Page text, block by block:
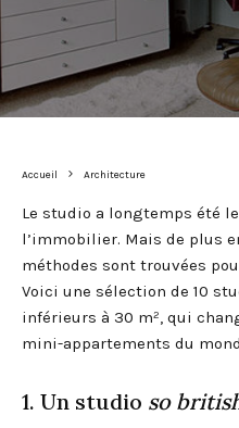
Accueil Architecture
Le studio a longtemps été
l’immobilier. Mais de plus
méthodes sont trouvées
Voici une sélection de 10
inférieurs à 30 m², qui
mini-appartements du
1. Un studio so